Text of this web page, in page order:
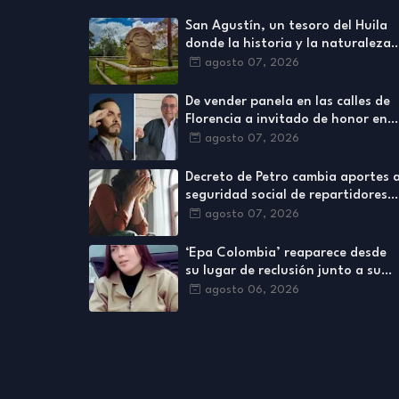
San Agustín, un tesoro del Huila
donde la historia y la naturaleza
se encuentran
agosto 07, 2026
De vender panela en las calles de
Florencia a invitado de honor en
la posesión de Abelardo De La
agosto 07, 2026
Decreto de Petro cambia aportes
seguridad social de repartidores
de Rappi y otras plataformas
agosto 07, 2026
‘Epa Colombia’ reaparece desde
su lugar de reclusión junto a su
abogada y envía mensaje a los
agosto 06, 2026